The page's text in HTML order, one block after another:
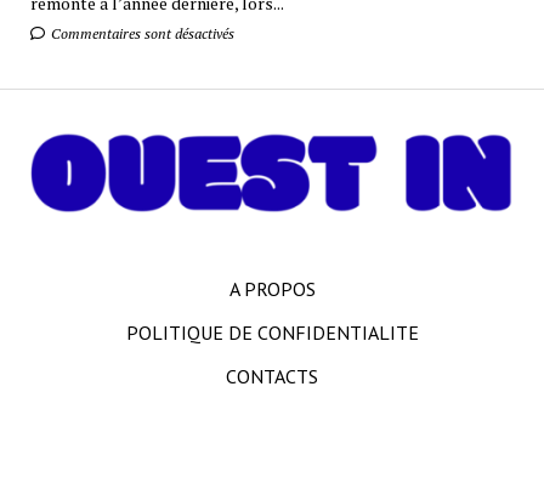
Commentaires sont désactivés
A PROPOS
POLITIQUE DE CONFIDENTIALITE
CONTACTS